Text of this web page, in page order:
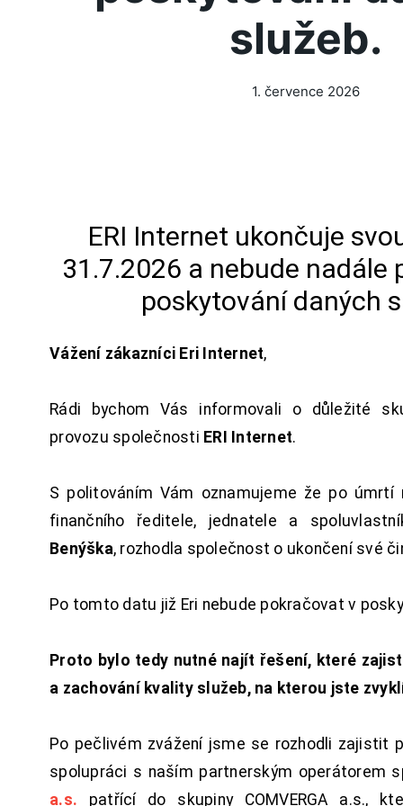
služeb.
1. července 2026
ERI Internet ukončuje
31.7.2026 a nebude nadále
poskytování daných
Vážení zákazníci Eri Internet,
Rádi bychom Vás informovali o důležité
provozu společnosti ERI Internet.
S politováním Vám oznamujeme že po úmrtí
finančního ředitele, jednatele a
Benýška, rozhodla společnost o ukončení své
Po tomto datu již Eri nebude pokračovat v
Proto bylo tedy nutné najít řešení, které
a zachování kvality služeb, na kterou jste
Po pečlivém zvážení jsme se rozhodli zajistit
spolupráci s naším partnerským operátorem
a.s. patřící do skupiny COMVERGA a.s.,